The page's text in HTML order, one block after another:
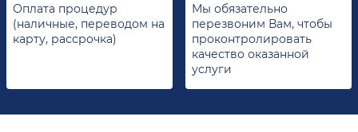
Оплата процедур
(наличные, переводом на
карту, рассрочка)
Мы обязательно
перезвоним Вам, чтобы
проконтролировать
качество оказанной
услуги